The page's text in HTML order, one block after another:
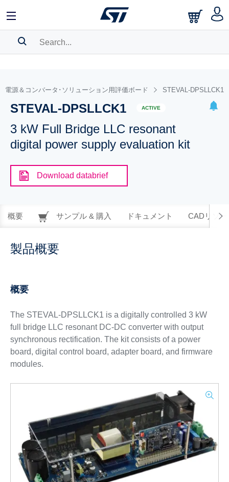
BOOKMARK
Please log in to show your saved searches.
電源＆コンバータ･ソリューション用評価ボード STEVAL-DPSLLCK1
STEVAL-DPSLLCK1 ACTIVE
3 kW Full Bridge LLC resonant
digital power supply evaluation kit
Download databrief
概要 サンプル & 購入 ドキュメント CADリソー
製品概要
概要
The STEVAL-DPSLLCK1 is a digitally controlled 3 kW
full bridge LLC resonant DC-DC converter with output
synchronous rectification. The kit consists of a power
board, digital control board, adapter board, and firmware
modules.